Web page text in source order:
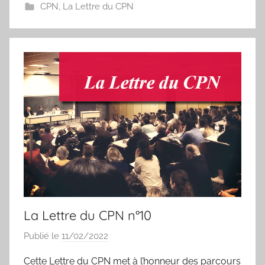
a
a
e
CPN, La Lettre du CPN
La Lettre du CPN n°10
Publié le 11/02/2022
Cette Lettre du CPN met à l’honneur des parcours